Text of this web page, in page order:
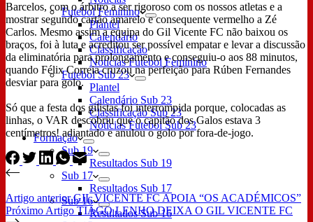
Futebol Feminino
Plantel
Calendário
Classificação
Notícias Futebol Feminino
Futebol Sub 23
Plantel
Calendário Sub 23
Classificação Sub 23
Notícias Futebol Sub 23
Formação
Sub 19
Resultados Sub 19
Sub 17
Resultados Sub 17
Sub 16
Resultados Sub 16
Barcelos, com o árbitro a ser rigoroso com os nossos atletas e a
mostrar segundo cartão amarelo e consequente vermelho a Zé
Carlos. Mesmo assim a equipa do Gil Vicente FC não baixou os
braços, foi à luta e acreditou ser possível empatar e levar a discussão
da eliminatória para prolongamento e conseguiu-o aos 88 minutos,
quando Félix Correia cruzou na perfeição para Rúben Fernandes
desviar para golo.
Só que a festa dos gilistas foi interrompida porque, colocadas as
linhas, o VAR descobriu que o capitão dos Galos estava 3
centímetros! adiantado e anulou o golo por fora-de-jogo.
Artigo anteriorGIL VICENTE FC APOIA “OS ACADÉMICOS”
Próximo Artigo TIAGO LENHO DEIXA O GIL VICENTE FC